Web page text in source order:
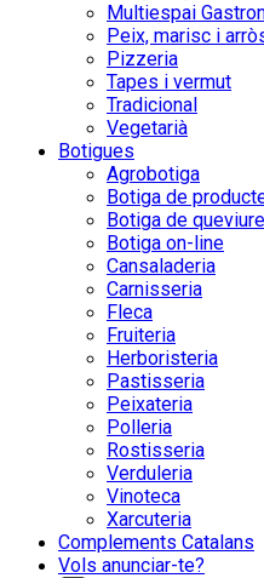
Multiespai
Peix, marisc i
Pizzeria
Tapes i vermut
Tradicional
Vegetarià
Botigues
Agrobotiga
Botiga de
Botiga de
Botiga on-line
Cansaladeria
Carnisseria
Fleca
Fruiteria
Herboristeria
Pastisseria
Peixateria
Polleria
Rostisseria
Verduleria
Vinoteca
Xarcuteria
Complements Catalans
Vols anunciar-te?